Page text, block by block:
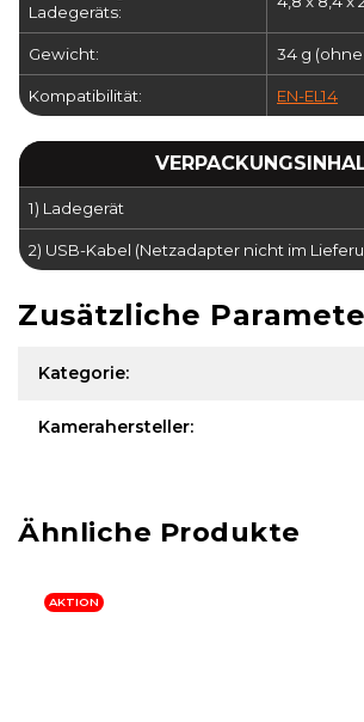
Ladegeräts:
Gewicht: 34 g
Kompatibilität: EN-EL14
1) Ladegerät
2) USB-Kabel (Netzadapter nicht im
Zusätzliche
Kategorie:
Kamerahersteller:
AKTION